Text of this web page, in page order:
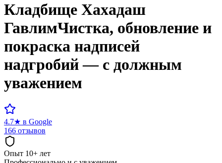
Кладбище Хахадаш
ГавлимЧистка, обновление и
покраска надписей
надгробий — с должным
уважением
4.7★ в Google
166 отзывов
Опыт 10+ лет